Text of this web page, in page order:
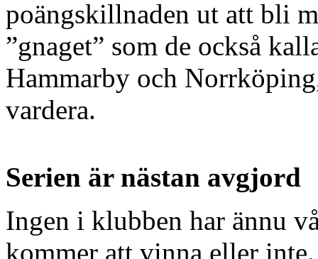
poängskillnaden ut att bli
”gnaget” som de också
Hammarby och
vardera.
Serien är nästan avgjord
Ingen i klubben har ännu
kommer att vinna eller